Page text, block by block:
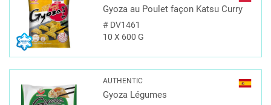
Gyoza au Poulet façon Katsu Curry
#DV1461
10 X 600 G
AUTHENTIC
Gyoza Légumes